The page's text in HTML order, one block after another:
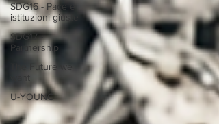
SDG16 - Pace e
istituzioni giuste
SDG17 -
Partnership
The Future we
U-YOUNG